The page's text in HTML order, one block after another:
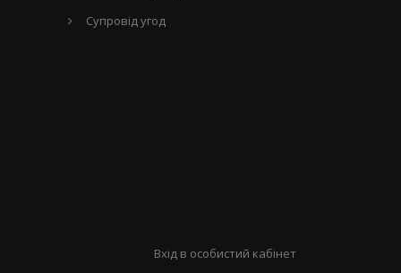
Супровід угод
Вхід в особистий кабінет